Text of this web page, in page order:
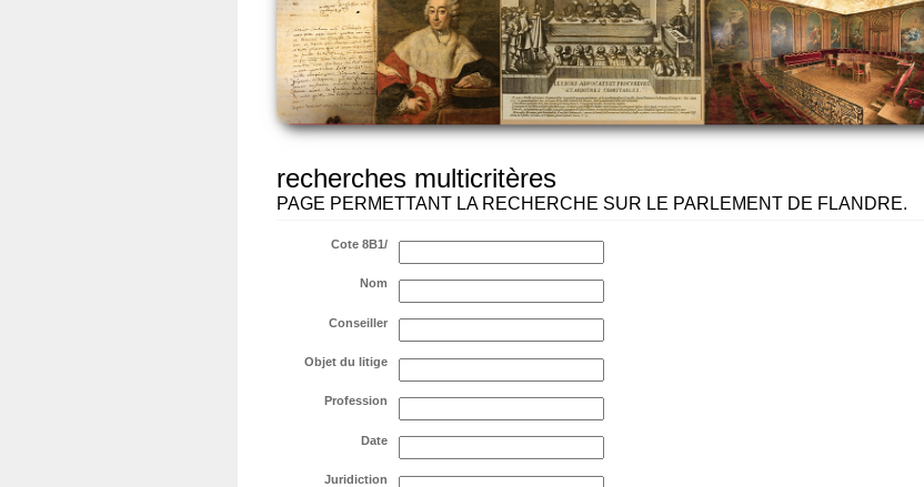
recherches multicritères
PAGE PERMETTANT LA RECHERCHE SUR LE PARLEMENT DE FLANDRE.
Cote 8B1/
Nom
Conseiller
Objet du litige
Profession
Date
Juridiction